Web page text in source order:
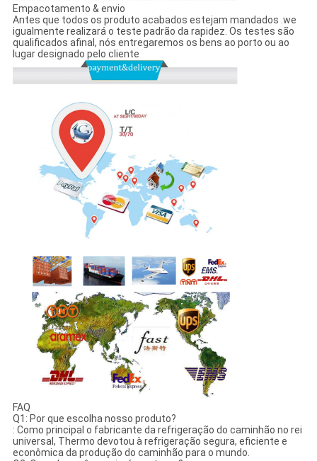
Empacotamento & envio
Antes que todos os produto acabados estejam mandados .we
igualmente realizará o teste padrão da rapidez. Os testes são
qualificados afinal, nós entregaremos os bens ao porto ou ao
lugar designado pelo cliente
FAQ
Q1: Por que escolha nosso produto?
: Como principal o fabricante da refrigeração do caminhão no rei
universal, Thermo devotou à refrigeração segura, eficiente e
econômica da produção do caminhão para o mundo.